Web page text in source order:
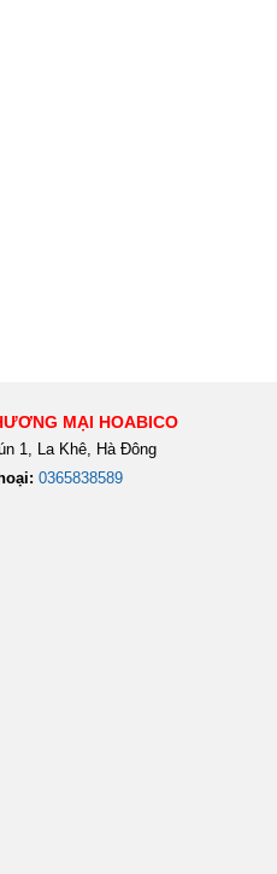
MẠI HOABICO
1, La Khê, Hà Đông
0365838589